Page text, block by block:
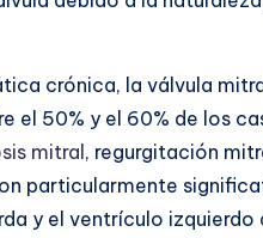
crónica, la válvula
el 50% y el 60% de los
mitral, regurgitación
particularmente
y el ventrículo izquierdo